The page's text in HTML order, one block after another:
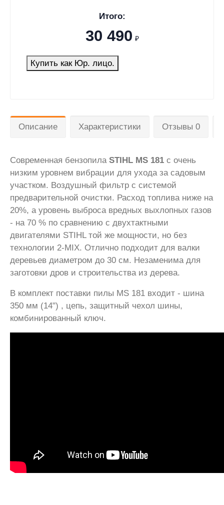
Итого:
30 490 ₽
Купить как Юр. лицо.
Описание Характеристики Отзывы 0
Современная бензопила STIHL MS 181 с очень
низким уровнем вибрации для ухода за садовым
участком. Воздушный фильтр с системой
предварительной очистки. Расход топлива ниже на
20%, а уровень выброса вредных выхлопных газов
- на 70 % по сравнению с двухтактными
двигателями STIHL той же мощности, но без
технологии 2-MIX. Отлично подходит для валки
деревьев диаметром до 30 см. Незаменима для
заготовки дров и строительства из дерева.
В комплект поставки пилы MS 181 входит - шина
350 мм (14") , цепь, защитный чехол шины,
комбинированный ключ.